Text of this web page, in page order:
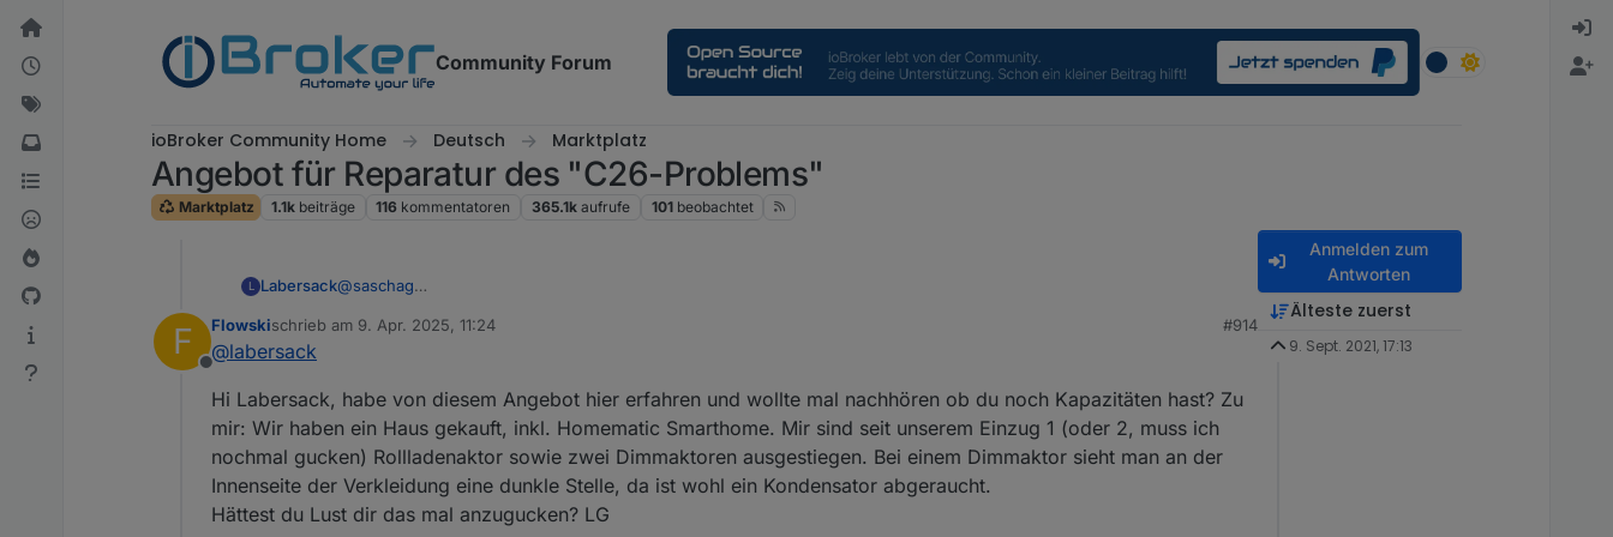
Weiter zum Inhalt
Community Forum
ioBroker Community Home Deutsch Marktplatz
Angebot für Reparatur des "C26-Problems"
Marktplatz 1.1k beiträge 116 kommentatoren 365.1k aufrufe 101 beobachtet
L Labersack@saschag
F
Offline
Flowskischrieb am 9. Apr. 2025, 11:24
zuletzt editiert von
#914
@labersack
Hi Labersack, habe von diesem Angebot hier erfahren und wollte mal nachhören ob du noch Kapazitäten hast? Zu
mir: Wir haben ein Haus gekauft, inkl. Homematic Smarthome. Mir sind seit unserem Einzug 1 (oder 2, muss ich
nochmal gucken) Rollladenaktor sowie zwei Dimmaktoren ausgestiegen. Bei einem Dimmaktor sieht man an der
Innenseite der Verkleidung eine dunkle Stelle, da ist wohl ein Kondensator abgeraucht.
Hättest du Lust dir das mal anzugucken? LG
Anmelden zum
Antworten
Älteste zuerst
9. Sept. 2021, 17:13